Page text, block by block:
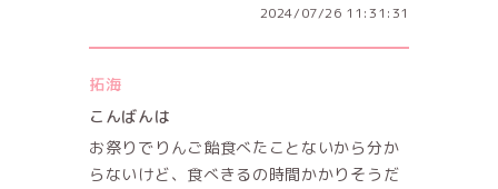
2024/07/26 11:31:31
拓海
こんばんは
お祭りでりんご飴食べたことないから分か
らないけど、食べきるの時間かかりそうだ